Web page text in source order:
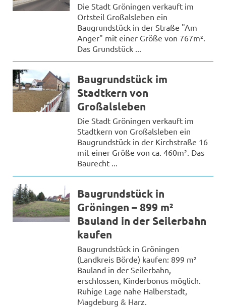
Die Stadt Gröningen verkauft im
Ortsteil Großalsleben ein
Baugrundstück in der Straße "Am
Anger" mit einer Größe von 767m².
Das Grundstück ...
Baugrundstück im
Stadtkern von
Großalsleben
Die Stadt Gröningen verkauft im
Stadtkern von Großalsleben ein
Baugrundstück in der Kirchstraße 16
mit einer Größe von ca. 460m². Das
Baurecht ...
Baugrundstück in
Gröningen – 899 m²
Bauland in der Seilerbahn
kaufen
Baugrundstück in Gröningen
(Landkreis Börde) kaufen: 899 m²
Bauland in der Seilerbahn,
erschlossen, Kinderbonus möglich.
Ruhige Lage nahe Halberstadt,
Magdeburg & Harz.